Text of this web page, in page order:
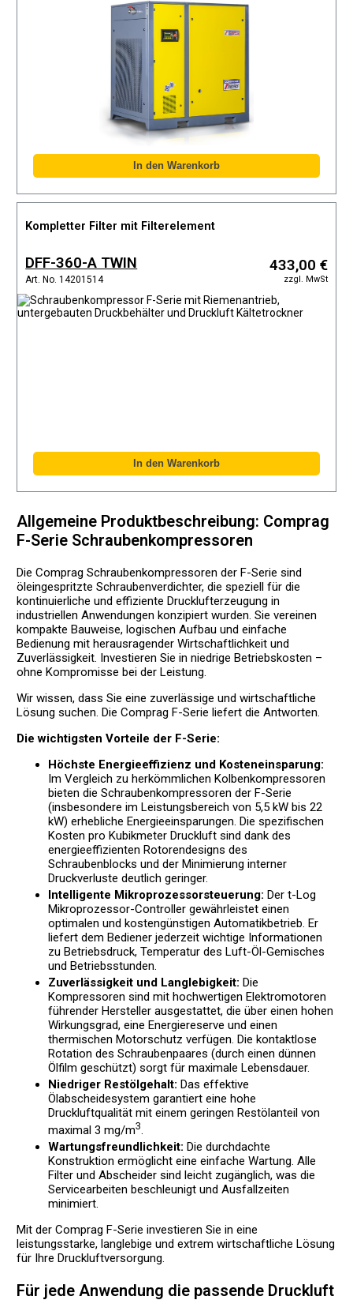
Kompletter Filter mit Filterelement
DFF-360-A TWIN
Art. No. 14201514
433,00 €
zzgl. MwSt
Allgemeine Produktbeschreibung: Comprag
F-Serie Schraubenkompressoren
Die Comprag Schraubenkompressoren der F-Serie sind
öleingespritzte Schraubenverdichter, die speziell für die
kontinuierliche und effiziente Drucklufterzeugung in
industriellen Anwendungen konzipiert wurden. Sie vereinen
kompakte Bauweise, logischen Aufbau und einfache
Bedienung mit herausragender Wirtschaftlichkeit und
Zuverlässigkeit. Investieren Sie in niedrige Betriebskosten –
ohne Kompromisse bei der Leistung.
Wir wissen, dass Sie eine zuverlässige und wirtschaftliche
Lösung suchen. Die Comprag F-Serie liefert die Antworten.
Die wichtigsten Vorteile der F-Serie:
Höchste Energieeffizienz und Kosteneinsparung:
Im Vergleich zu herkömmlichen Kolbenkompressoren
bieten die Schraubenkompressoren der F-Serie
(insbesondere im Leistungsbereich von 5,5 kW bis 22
kW) erhebliche Energieeinsparungen. Die spezifischen
Kosten pro Kubikmeter Druckluft sind dank des
energieeffizienten Rotorendesigns des
Schraubenblocks und der Minimierung interner
Druckverluste deutlich geringer.
Intelligente Mikroprozessorsteuerung: Der t-Log
Mikroprozessor-Controller gewährleistet einen
optimalen und kostengünstigen Automatikbetrieb. Er
liefert dem Bediener jederzeit wichtige Informationen
zu Betriebsdruck, Temperatur des Luft-Öl-Gemisches
und Betriebsstunden.
Zuverlässigkeit und Langlebigkeit: Die
Kompressoren sind mit hochwertigen Elektromotoren
führender Hersteller ausgestattet, die über einen hohen
Wirkungsgrad, eine Energiereserve und einen
thermischen Motorschutz verfügen. Die kontaktlose
Rotation des Schraubenpaares (durch einen dünnen
Ölfilm geschützt) sorgt für maximale Lebensdauer.
Niedriger Restölgehalt: Das effektive
Ölabscheidesystem garantiert eine hohe
Druckluftqualität mit einem geringen Restölanteil von
maximal 3 mg/m3.
Wartungsfreundlichkeit: Die durchdachte
Konstruktion ermöglicht eine einfache Wartung. Alle
Filter und Abscheider sind leicht zugänglich, was die
Servicearbeiten beschleunigt und Ausfallzeiten
minimiert.
Mit der Comprag F-Serie investieren Sie in eine
leistungsstarke, langlebige und extrem wirtschaftliche Lösung
für Ihre Druckluftversorgung.
Für jede Anwendung die passende Druckluft